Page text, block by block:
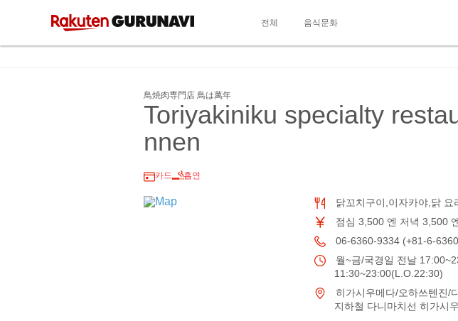
전체 음식문화
鳥焼肉専門店 鳥は萬年
Toriyakiniku specialty
nnen
카드 흡연
닭꼬치구이,이자카야,닭 요
점심 3,500 엔 저녁 3,500
06-6360-9334 (+81-6-
월~금/국경일 전날
11:30~23:00(L.O.22:30)
히가시우메다/오하쓰텐진/
지하철 다니마치선 히가시